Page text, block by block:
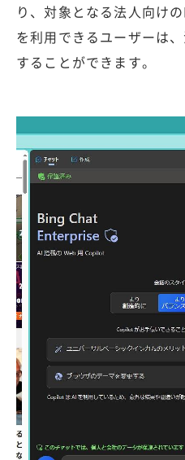
り、対象となる法人向け
を利用できるユーザーは
することができます。